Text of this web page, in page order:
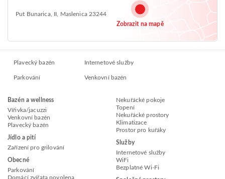
Put Bunarica, II, Maslenica 23244
Zobrazit na mapě
Plavecký bazén Internetové služby
Parkování Venkovní bazén
Bazén a wellness
Vířivka/jacuzzi
Venkovní bazén
Plavecký bazén
Jídlo a pití
Zařízení pro grilování
Obecné
Parkování
Domácí zvířata povolena
Nekuřácké pokoje
Topení
Nekuřácké prostory
Klimatizace
Prostor pro kuřáky
Služby
Internetové služby
WiFi
Bezplatné Wi-Fi